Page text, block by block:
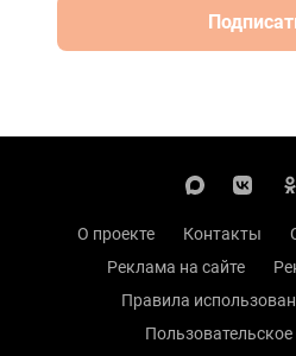
О проекте Контакты
Реклама на сайте
Правила